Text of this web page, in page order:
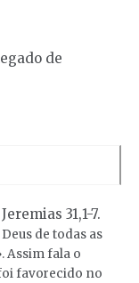
de
31,1-7.
de todas as
Assim fala o
favorecido no